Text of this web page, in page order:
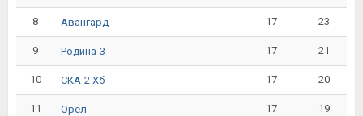
8 Авангард 17 23
9 Родина-3 17 21
10 СКА-2 Хб 17 20
11 Орёл 17 19